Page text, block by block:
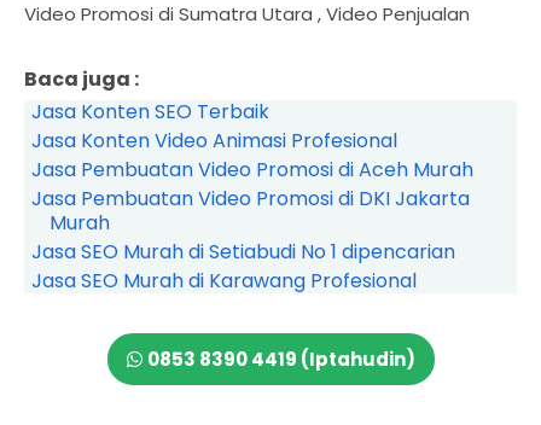
Video Promosi di Sumatra Utara , Video Penjualan
Baca juga :
Jasa Konten SEO Terbaik
Jasa Konten Video Animasi Profesional
Jasa Pembuatan Video Promosi di Aceh Murah
Jasa Pembuatan Video Promosi di DKI Jakarta
Murah
Jasa SEO Murah di Setiabudi No 1 dipencarian
Jasa SEO Murah di Karawang Profesional
0853 8390 4419 (Iptahudin)